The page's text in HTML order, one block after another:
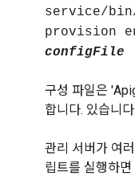
service/
provision
configFile
구성 파일은
합니다. 있습니다.
관리 서버가 여
립트를 실행하면